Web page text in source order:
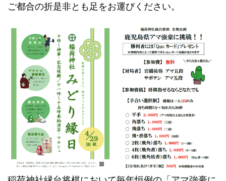
ご都合の折是非とも足をお運びください。